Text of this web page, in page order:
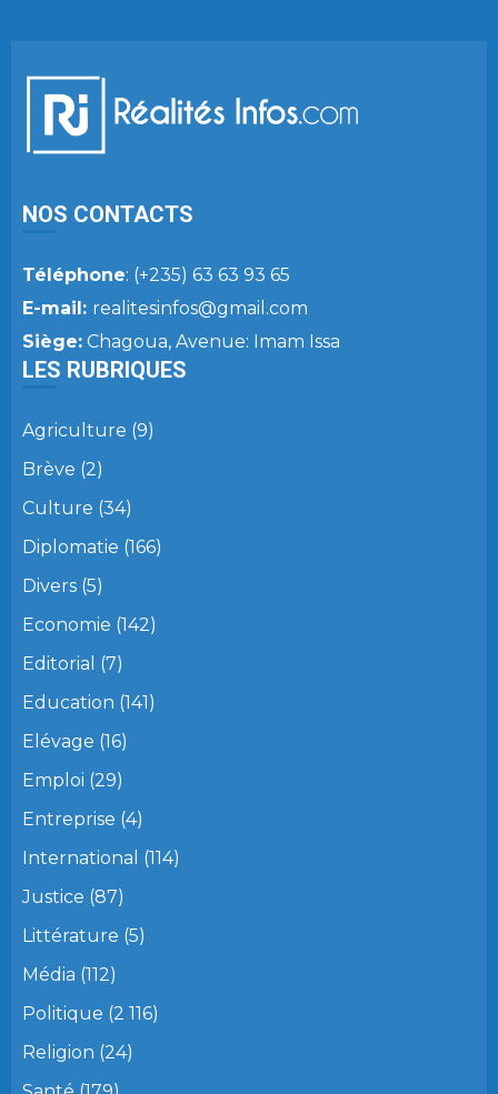
NOS CONTACTS
Téléphone: (+235) 63 63 93 65
E-mail: realitesinfos@gmail.com
Siège: Chagoua, Avenue: Imam Issa
LES RUBRIQUES
Agriculture (9)
Brève (2)
Culture (34)
Diplomatie (166)
Divers (5)
Economie (142)
Editorial (7)
Education (141)
Elévage (16)
Emploi (29)
Entreprise (4)
International (114)
Justice (87)
Littérature (5)
Média (112)
Politique (2 116)
Religion (24)